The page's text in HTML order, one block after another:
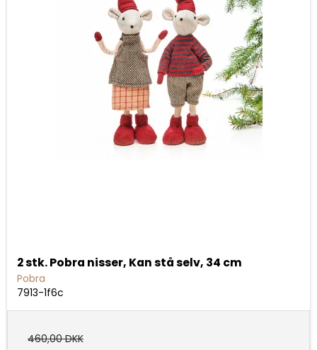
2 stk. Pobra nisser, Kan stå selv, 34 cm
Pobra
7913-1f6c
460,00 DKK